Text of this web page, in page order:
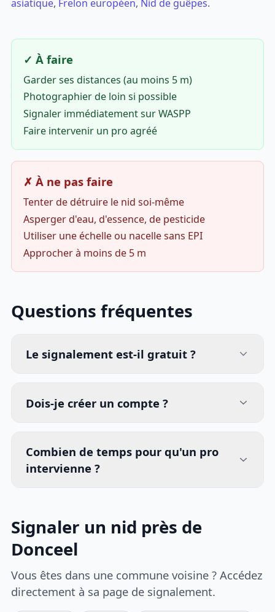
asiatique, Frelon européen, Nid de guêpes.
✓ À faire
Garder ses distances (au moins 5 m)
Photographier de loin si possible
Signaler immédiatement sur WASPP
Faire intervenir un pro agréé
✗ À ne pas faire
Tenter de détruire le nid soi-même
Asperger d'eau, d'essence, de pesticide
Utiliser une échelle ou nacelle sans EPI
Approcher à moins de 5 m
Questions fréquentes
Le signalement est-il gratuit ?
Dois-je créer un compte ?
Combien de temps pour qu'un pro
intervienne ?
Signaler un nid près de
Donceel
Vous êtes dans une commune voisine ? Accédez
directement à sa page de signalement.